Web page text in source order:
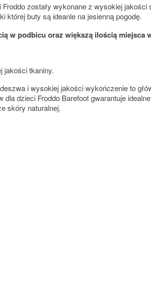
zostały wykonane z wysokiej jakości
której buty są ideanle na jesienną pogodę.
w podbicu oraz większą ilością miejsca
jakości tkaniny.
i wysokiej jakości wykończenie to
dzieci Froddo Barefoot gwarantuje
skóry naturalnej.